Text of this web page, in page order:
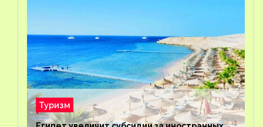
Туризм